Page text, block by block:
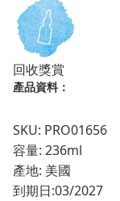
髮
素
數
量
回收獎賞
產品資料：
SKU: PRO01656
容量: 236ml
產地: 美國
到期日:03/2027